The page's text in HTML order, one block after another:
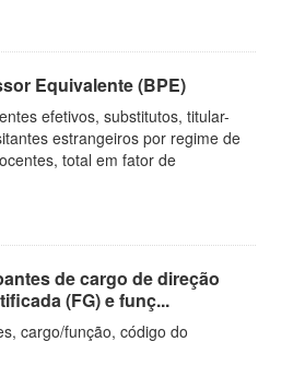
Equivalente (BPE)
efetivos, substitutos, titular-
estrangeiros por regime de
total em fator de
de cargo de direção
(FG) e funç...
cargo/função, código do